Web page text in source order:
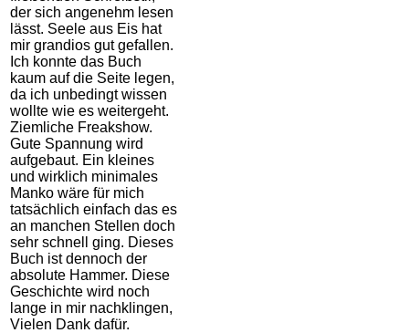
der sich angenehm lesen
lässt. Seele aus Eis hat
mir grandios gut gefallen.
Ich konnte das Buch
kaum auf die Seite legen,
da ich unbedingt wissen
wollte wie es weitergeht.
Ziemliche Freakshow.
Gute Spannung wird
aufgebaut. Ein kleines
und wirklich minimales
Manko wäre für mich
tatsächlich einfach das es
an manchen Stellen doch
sehr schnell ging. Dieses
Buch ist dennoch der
absolute Hammer. Diese
Geschichte wird noch
lange in mir nachklingen,
Vielen Dank dafür.